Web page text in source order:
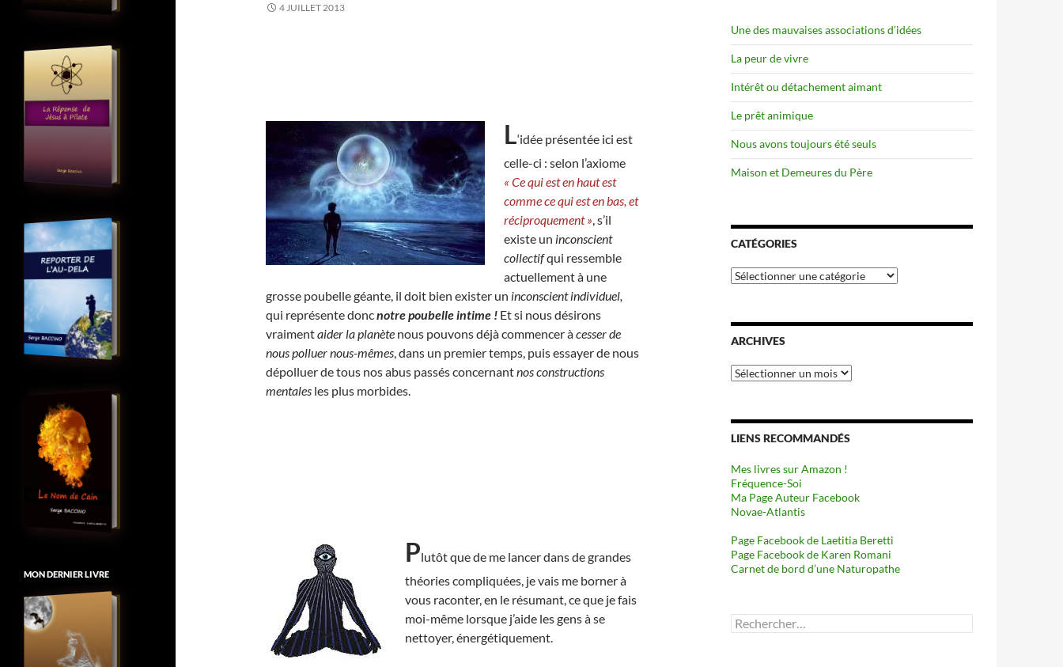
4 JUILLET 2013
L‘idée présentée ici est
celle-ci : selon l’axiome
« Ce qui est en haut est
comme ce qui est en bas, et
réciproquement », s’il
existe un inconscient
collectifqui ressemble
actuellement à une
grosse poubelle géante, il doit bien exister un inconscient individuel,
qui représente doncnotre poubelle intime ! Et si nous désirons
vraimentaider la planète nous pouvons déjà commencer àcesser de
nous polluer nous-mêmes, dans un premier temps, puis essayer de nous
dépolluer de tous nos abus passés concernantnos constructions
mentales les plus morbides.
Plutôt que de me lancer dans de grandes
théories compliquées, je vais me borner à
vous raconter, en le résumant, ce que je fais
moi-même lorsque j’aide les gens à se
nettoyer, énergétiquement.
Une des mauvaises associations d’idées
La peur de vivre
Intérêt ou détachement aimant
Le prêt animique
Nous avons toujours été seuls
Maison et Demeures du Père
CATÉGORIES
Catégories
ARCHIVES
Archives
LIENS RECOMMANDÉS
Mes livres sur Amazon !
Fréquence-Soi
Ma Page Auteur Facebook
Novae-Atlantis
Page Facebook de Laetitia Beretti
Page Facebook de Karen Romani
Carnet de bord d’une Naturopathe
Rechercher :
MON DERNIER LIVRE